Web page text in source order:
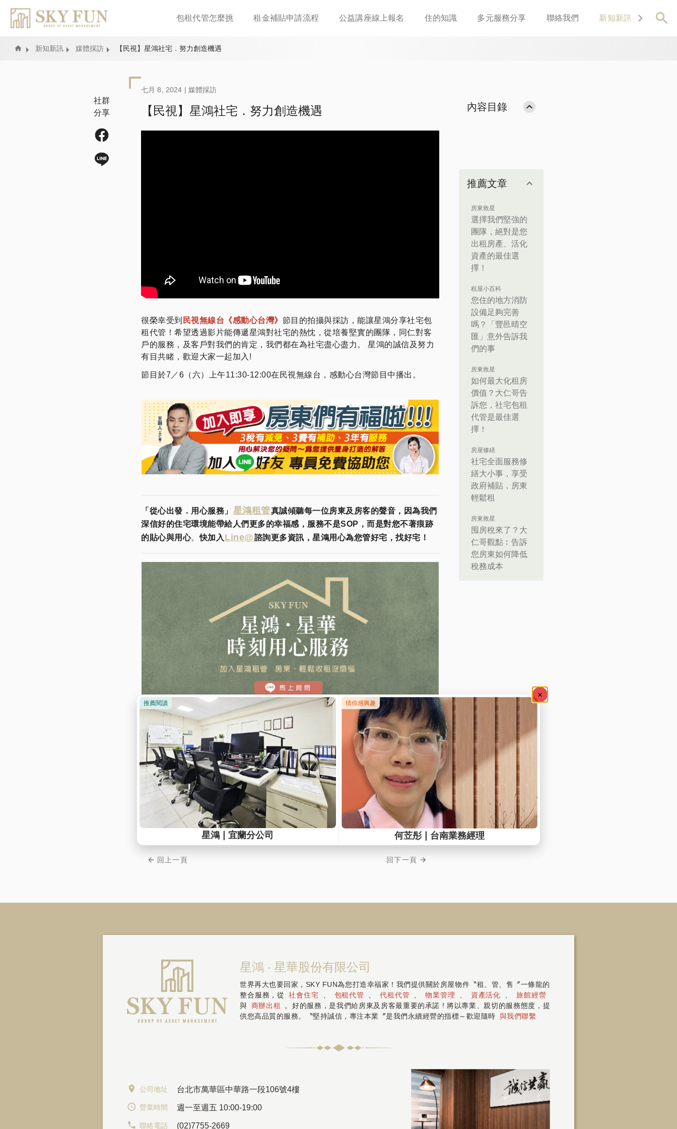
至
包租代管怎麼挑 租金補貼申請流程 公益講座線上報名 住的知識 多元服務分享 聯絡我們 新知新訊 關於
Home 新知新訊 媒體採訪 【民視】星鴻社宅．努力創造機遇
七月 8, 2024 | 媒體採訪
【民視】星鴻社宅．努力創造機遇
很榮幸受到 民視無線台《感動心台灣》 節目的拍攝與採訪，能讓星鴻分享社宅包
租代管！希望透過影片能傳遞星鴻對社宅的熱忱，從培養堅實的團隊，同仁對客
戶的服務，及客戶對我們的肯定，我們都在為社宅盡心盡力。 星鴻的誠信及努力
有目共睹，歡迎大家一起加入!
節目於7／6（六）上午11:30-12:00在民視無線台，感動心台灣節目中播出。
「從心出發．用心服務」 星鴻租管真誠傾聽每一位房東及房客的聲音，因為我們
深信好的住宅環境能帶給人們更多的幸福感，服務不是SOP，而是對您不著痕跡
的貼心與用心。快加入 Line@諮詢更多資訊，星鴻用心為您管好宅，找好宅！
全台服務據點👆
歡迎來電 0809-092-122 免費諮詢，或連繫您的專員～期待您的來
電
( ※免費客服網路電話︰若使用 Iphone 手機撥打，目前僅支援 Safari 瀏覽器 )
社群
分享
回上一頁 回下一頁
內容目錄
推薦文章
房東救星
選擇我們堅強的
團隊，絕對是您
出租房產、活化
資產的最佳選
擇！
租屋小百科
您住的地方消防
設備足夠完善
嗎？「豐邑晴空
匯」意外告訴我
們的事
房東救星
如何最大化租房
價值？大仁哥告
訴您，社宅包租
代管是最佳選
擇！
房屋修繕
社宅全面服務修
繕大小事，享受
政府補貼，房東
輕鬆租
房東救星
囤房稅來了？大
仁哥觀點︰告訴
您房東如何降低
稅務成本
星鴻 ‧ 星華股份有限公司
世界再大也要回家，SKY FUN為您打造幸福家！我們提供關於房屋物件〝租、管、售〞一條龍的
整合服務，從
社會住宅 、 包租代管 、 代租代管 、 物業管理 、 資產活化 、
旅館經營
與 商辦出租
。好的服務，是我們給房東及房客最重要的承諾 ! 將以專業、親切的服務態度，提
供您高品質的服務。〝堅持誠信，專注本業〞是我們永續經營的指標～歡迎隨時 與我們聯繫
公司地址 台北市萬華區中華路一段106號4樓
營業時間 週一至週五 10:00-19:00
聯絡電話 (02)7755-2669